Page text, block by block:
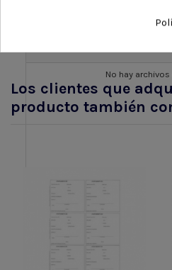
No hay
Los clientes que
producto también